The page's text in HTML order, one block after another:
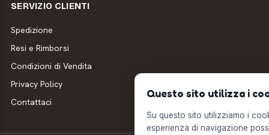
SERVIZIO CLIENTI
Spedizione
Resi e Rimborsi
Condizioni di Vendita
Privacy Policy
Contattaci
Questo sito utilizza i
Su questo sito utilizziamo i
esperienza di navigazione